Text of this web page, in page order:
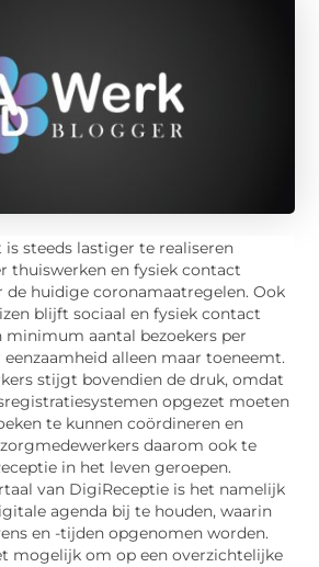
steeds lastiger te realiseren
thuiswerken en fysiek contact
huidige coronamaatregelen. Ook
blijft sociaal en fysiek contact
aantal bezoekers per
alleen maar toeneemt.
stijgt bovendien de druk, omdat
opgezet moeten
te kunnen coördineren en
daarom ook te
in het leven geroepen.
van DigiReceptie is het namelijk
agenda bij te houden, waarin
en -tijden opgenomen worden.
mogelijk om op een overzichtelijke